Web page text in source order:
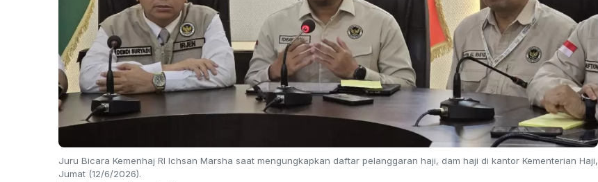
Juru Bicara Kemenhaj RI Ichsan Marsha saat mengungkapkan daftar pelanggaran haji, dam haji di kantor Kementerian Haji,
Jumat (12/6/2026).